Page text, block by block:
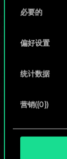
好。一旦您
必要的
偏好设置
统计数据
营销({0})